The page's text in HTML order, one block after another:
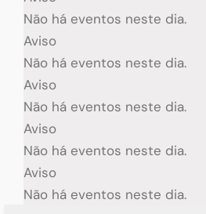
Não há eventos neste dia.
Aviso
Não há eventos neste dia.
Aviso
Não há eventos neste dia.
Aviso
Não há eventos neste dia.
Aviso
Não há eventos neste dia.